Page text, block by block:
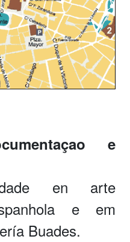
e
en arte
e em
Buades.